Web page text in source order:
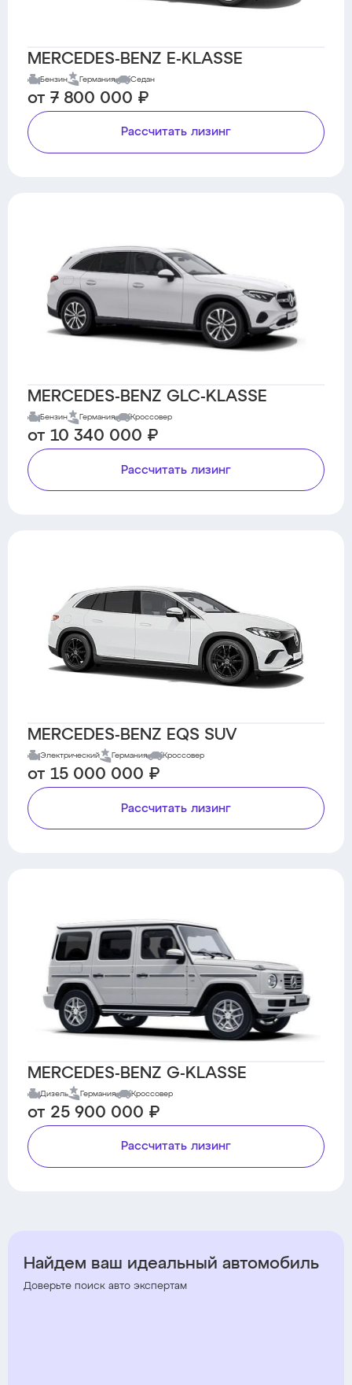
MERCEDES-BENZ E-KLASSE
Бензин Германия Седан
от 7 800 000 ₽
Рассчитать лизинг
MERCEDES-BENZ GLC-KLASSE
Бензин Германия Кроссовер
от 10 340 000 ₽
Рассчитать лизинг
MERCEDES-BENZ EQS SUV
Электрический Германия Кроссовер
от 15 000 000 ₽
Рассчитать лизинг
MERCEDES-BENZ G-KLASSE
Дизель Германия Кроссовер
от 25 900 000 ₽
Рассчитать лизинг
Найдем ваш идеальный автомобиль
Доверьте поиск авто экспертам